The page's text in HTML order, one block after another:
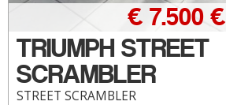
TRIUMPH STREET
SCRAMBLER
STREET SCRAMBLER
€ 7.500 €